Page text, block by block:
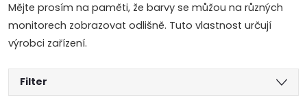
Mějte prosím na paměti, že barvy se můžou na různých
monitorech zobrazovat odlišně. Tuto vlastnost určují
výrobci zařízení.
Filter